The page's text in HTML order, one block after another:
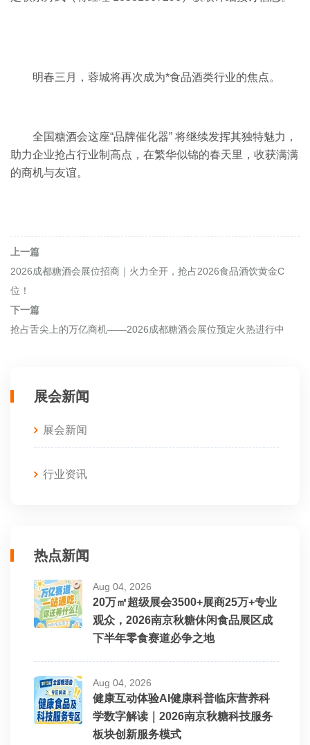
明春三月，蓉城将再次成为*食品酒类行业的焦点。
全国糖酒会这座“品牌催化器” 将继续发挥其独特魅力，
助力企业抢占行业制高点，在繁华似锦的春天里，收获满满
的商机与友谊。
上一篇
2026成都糖酒会展位招商｜火力全开，抢占2026食品酒饮黄金C
位！
下一篇
抢占舌尖上的万亿商机——2026成都糖酒会展位预定火热进行中
展会新闻
展会新闻
行业资讯
热点新闻
Aug 04, 2026
20万㎡超级展会3500+展商25万+专业
观众，2026南京秋糖休闲食品展区成
下半年零食赛道必争之地
Aug 04, 2026
健康互动体验AI健康科普临床营养科
学数字解读｜2026南京秋糖科技服务
板块创新服务模式